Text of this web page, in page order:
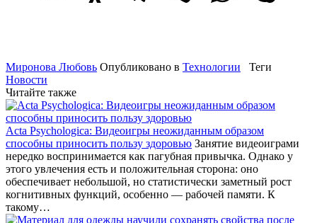
Миронова Любовь Опубликовано в Технологии Теги
Новости
Читайте также
Acta Psychologica: Видеоигры неожиданным образом
способны приносить пользу здоровью Занятие видеоиграми
нередко воспринимается как пагубная привычка. Однако у
этого увлечения есть и положительная сторона: оно
обеспечивает небольшой, но статистически заметный рост
когнитивных функций, особенно — рабочей памяти. К
такому…